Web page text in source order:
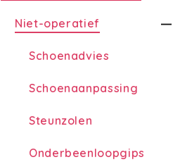
Niet-operatief
Schoenadvies
Schoenaanpassing
Steunzolen
Onderbeenloopgips